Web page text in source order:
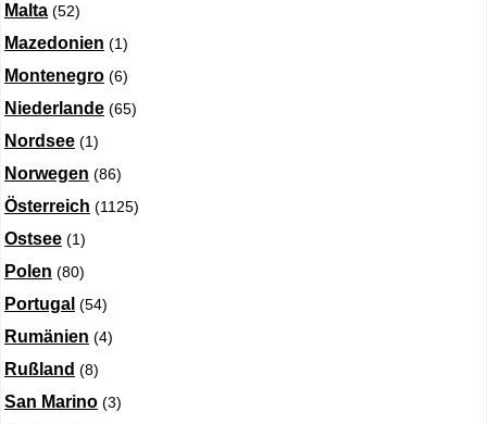
Malta (52)
Mazedonien (1)
Montenegro (6)
Niederlande (65)
Nordsee (1)
Norwegen (86)
Österreich (1125)
Ostsee (1)
Polen (80)
Portugal (54)
Rumänien (4)
Rußland (8)
San Marino (3)